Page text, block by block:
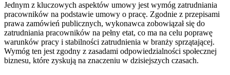
Jednym z kluczowych aspektów umowy jest wymóg zatrudniania
pracowników na podstawie umowy o pracę. Zgodnie z przepisami
prawa zamówień publicznych, wykonawca zobowiązał się do
zatrudniania pracowników na pełny etat, co ma na celu poprawę
warunków pracy i stabilności zatrudnienia w branży sprzątającej.
Wymóg ten jest zgodny z zasadami odpowiedzialności społecznej
biznesu, które zyskują na znaczeniu w dzisiejszych czasach.